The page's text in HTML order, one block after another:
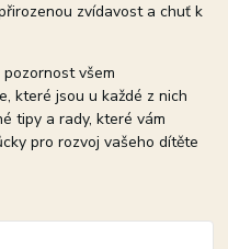
zvídavost a chuť k
všem
které jsou u každé z nich
tipy a rady, které vám
pro rozvoj vašeho dítěte